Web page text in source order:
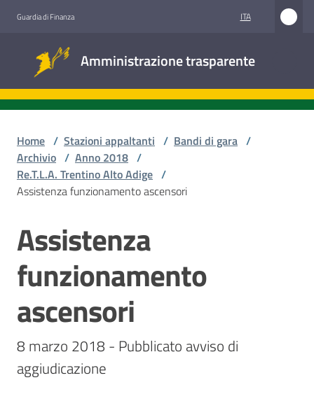
Guardia di Finanza ITA
Amministrazione trasparente
trasparente
Accesso
Stazioni
appaltanti
Contatti
Home / Stazioni appaltanti / Bandi di gara /
Archivio / Anno 2018 /
Re.T.L.A. Trentino Alto Adige /
Assistenza funzionamento ascensori
Salta al contenuto
Assistenza
funzionamento
ascensori
8 marzo 2018 - Pubblicato avviso di
aggiudicazione